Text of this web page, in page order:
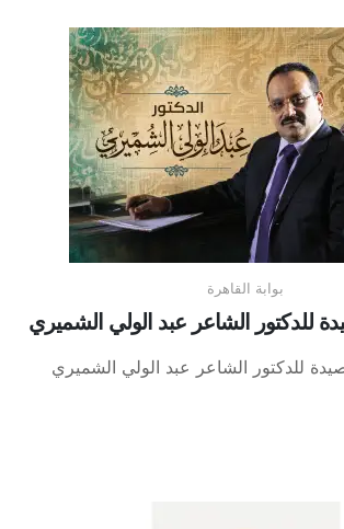
بوابة القاهرة
للدكتور الشاعر عبد الولي الشميري
للدكتور الشاعر عبد الولي الشميري